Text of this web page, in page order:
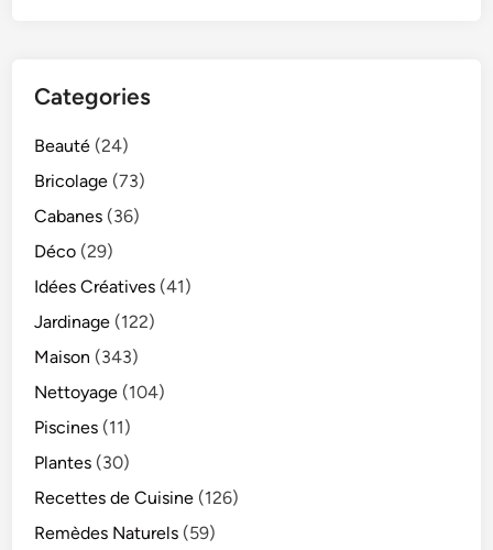
Categories
Beauté (24)
Bricolage (73)
Cabanes (36)
Déco (29)
Idées Créatives (41)
Jardinage (122)
Maison (343)
Nettoyage (104)
Piscines (11)
Plantes (30)
Recettes de Cuisine (126)
Remèdes Naturels (59)